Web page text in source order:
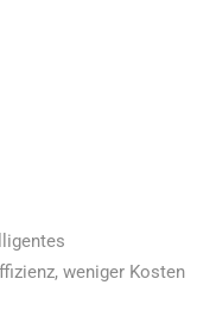
weniger Kosten